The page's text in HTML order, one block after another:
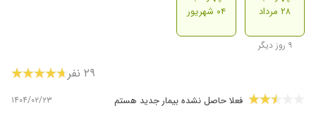
۲۸ مرداد
۹ روز دیگر
۰۴ شهریور
۲۹ نفر
فعلا حاصل نشده بیمار جدید هستم ۱۴۰۴/۰۲/۲۳